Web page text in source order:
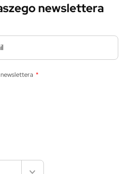
newslettera
*